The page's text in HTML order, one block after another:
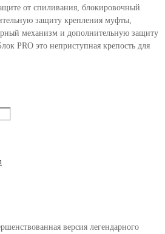
от спиливания, блокировочный
защиту крепления муфты,
механизм и дополнительную защиту
PRO это неприступная крепость для
версия легендарного